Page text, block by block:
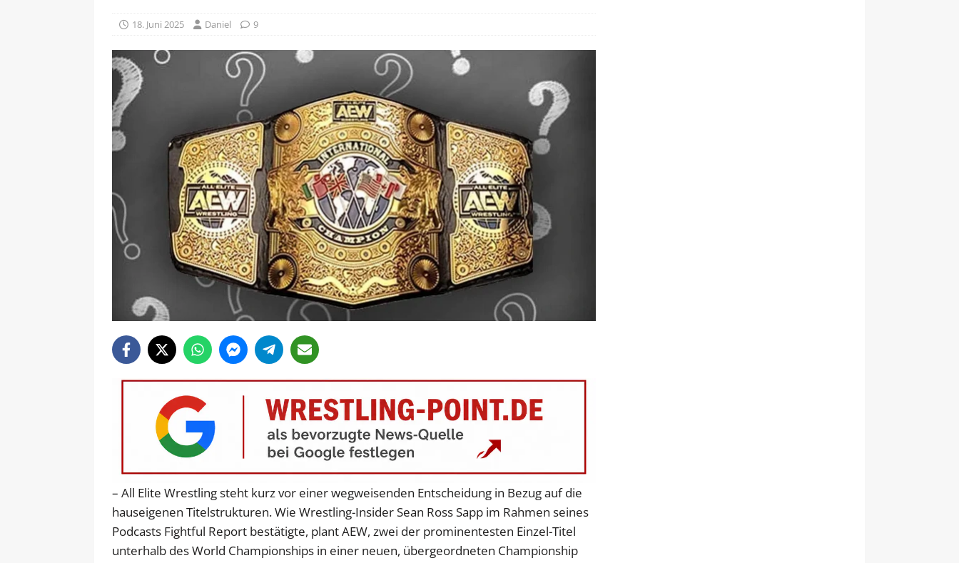
18. Juni 2025 Daniel 9
– All Elite Wrestling steht kurz vor einer wegweisenden Entscheidung in Bezug auf die
hauseigenen Titelstrukturen. Wie Wrestling-Insider Sean Ross Sapp im Rahmen seines
Podcasts Fightful Report bestätigte, plant AEW, zwei der prominentesten Einzel-Titel
unterhalb des World Championships in einer neuen, übergeordneten Championship